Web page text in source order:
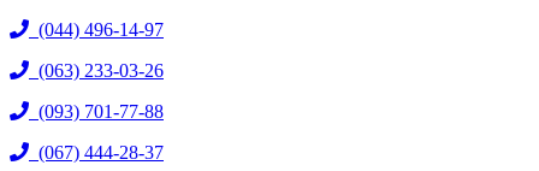
(044) 496-14-97
(063) 233-03-26
(093) 701-77-88
(067) 444-28-37